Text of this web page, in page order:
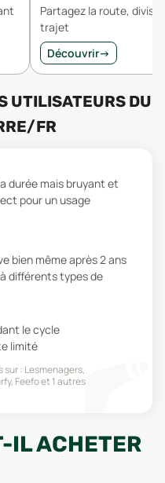
Partagez la route,
trajet
Découvrir→
UTILISATEURS DU
FR
durée mais bruyant et
pour un usage
bien même après 2 ans
différents types de
le cycle
limité
sur : Lesmenagers,
Feefoet 1 autres
IL ACHETER